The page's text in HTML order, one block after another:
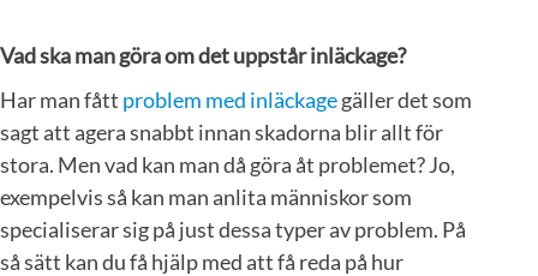
Vad ska man göra om det uppstår inläckage?
Har man fått problem med inläckagegäller det som
sagt att agera snabbt innan skadorna blir allt för
stora. Men vad kan man då göra åt problemet? Jo,
exempelvis så kan man anlita människor som
specialiserar sig på just dessa typer av problem. På
så sätt kan du få hjälp med att få reda på hur